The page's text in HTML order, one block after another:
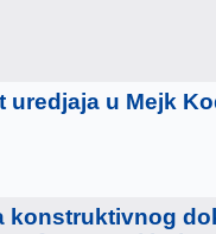
uredjaja u Mejk
konstruktivnog